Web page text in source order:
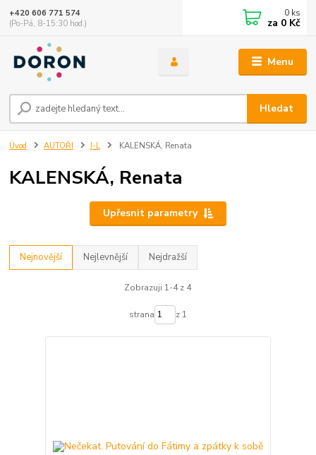
Menu
Hledat
+420 606 771 574
(Po-Pá, 8-15:30 hod.)
0 ks
za 0 Kč
Úvod AUTOŘI I-L KALENSKÁ, Renata
KALENSKÁ, Renata
Upřesnit parametry
Nejnovější Nejlevnější Nejdražší
Zobrazuji 1-4 z 4
strana z 1